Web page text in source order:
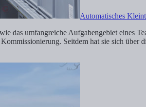
Automatisches
das umfangreiche Aufgabengebiet eines
Seitdem hat sie sich über